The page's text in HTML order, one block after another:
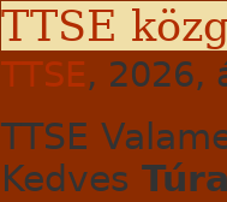
TTSE
TTSE, 2026,
TTSE
Kedves